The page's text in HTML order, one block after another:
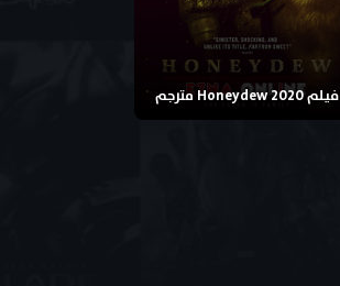
فيلم Honeydew 2020 مترجم